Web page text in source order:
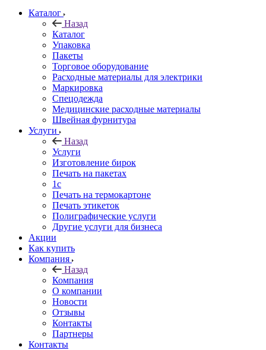
Каталог
Назад
Каталог
Упаковка
Пакеты
Торговое оборудование
Расходные материалы для электрики
Маркировка
Спецодежда
Медицинские расходные материалы
Швейная фурнитура
Услуги
Назад
Услуги
Изготовление бирок
Печать на пакетах
1c
Печать на термокартоне
Печать этикеток
Полиграфические услуги
Другие услуги для бизнеса
Акции
Как купить
Компания
Назад
Компания
О компании
Новости
Отзывы
Контакты
Партнеры
Контакты